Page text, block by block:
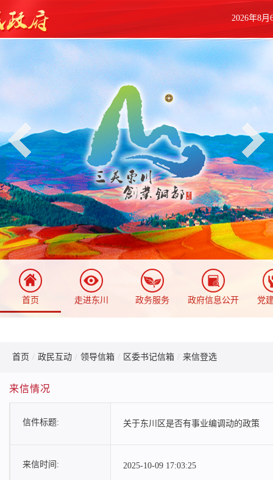
2026年8
首页 走进东川 政务服务 政府信息公开 党
首页 / 政民互动 / 领导信箱 / 区委书记信箱 / 来信登选
来信情况
信件标题: 关于东川区是否有事业编调动的政策
来信时间: 2025-10-09 17:03:25